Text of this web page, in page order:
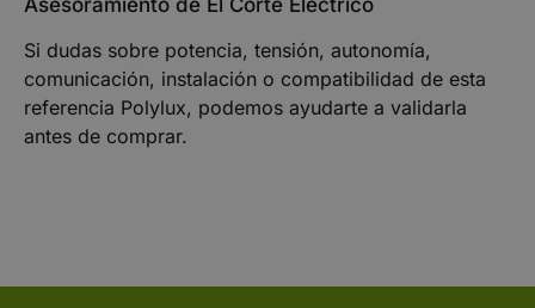
Si dudas sobre potencia, tensión, autonomía,
comunicación, instalación o compatibilidad de esta
referencia Polylux, podemos ayudarte a validarla
antes de comprar.